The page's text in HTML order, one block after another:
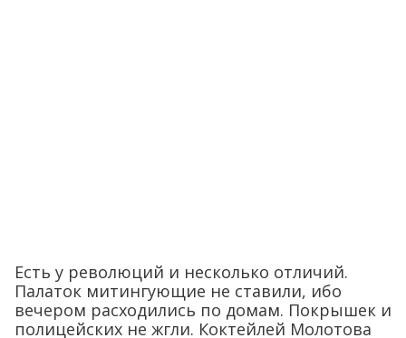
Есть у революций и несколько отличий.
Палаток митингующие не ставили, ибо
вечером расходились по домам. Покрышек и
полицейских не жгли. Коктейлей Молотова